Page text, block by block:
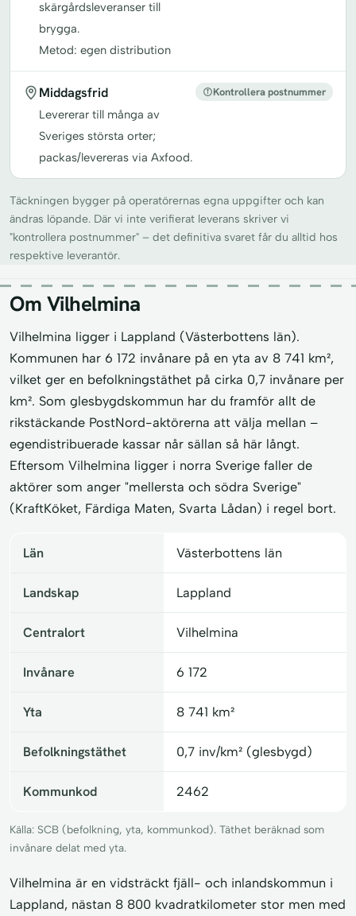
skärgårdsleveranser till
brygga.
Metod: egen distribution
Middagsfrid
Levererar till många av
Sveriges största orter;
packas/levereras via Axfood.
Kontrollera postnummer
Täckningen bygger på operatörernas egna uppgifter och kan
ändras löpande. Där vi inte verifierat leverans skriver vi
"kontrollera postnummer" – det definitiva svaret får du alltid hos
respektive leverantör.
Om Vilhelmina
Vilhelmina ligger i Lappland (Västerbottens län).
Kommunen har 6 172 invånare på en yta av 8 741 km²,
vilket ger en befolkningstäthet på cirka 0,7 invånare per
km². Som glesbygdskommun har du framför allt de
rikstäckande PostNord-aktörerna att välja mellan –
egendistribuerade kassar når sällan så här långt.
Eftersom Vilhelmina ligger i norra Sverige faller de
aktörer som anger "mellersta och södra Sverige"
(KraftKöket, Färdiga Maten, Svarta Lådan) i regel bort.
Län Västerbottens län
Landskap Lappland
Centralort Vilhelmina
Invånare 6 172
Yta 8 741 km²
Befolkningstäthet 0,7 inv/km² (glesbygd)
Kommunkod 2462
Källa: SCB (befolkning, yta, kommunkod). Täthet beräknad som
invånare delat med yta.
Vilhelmina är en vidsträckt fjäll- och inlandskommun i
Lappland, nästan 8 800 kvadratkilometer stor men med